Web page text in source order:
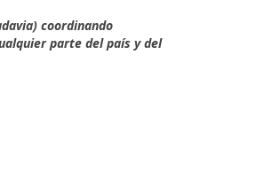
coordinando
parte del país y del